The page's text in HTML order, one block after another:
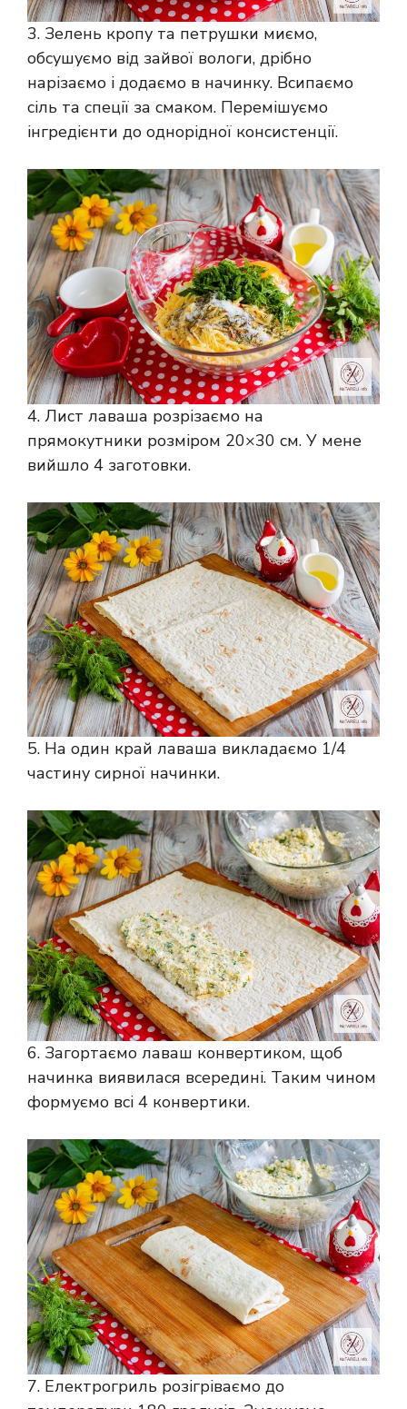
3. Зелень кропу та петрушки миємо,
обсушуємо від зайвої вологи, дрібно
нарізаємо і додаємо в начинку. Всипаємо
сіль та спеції за смаком. Перемішуємо
інгредієнти до однорідної консистенції.
4. Лист лаваша розрізаємо на
прямокутники розміром 20×30 см. У мене
вийшло 4 заготовки.
5. На один край лаваша викладаємо 1/4
частину сирної начинки.
6. Загортаємо лаваш конвертиком, щоб
начинка виявилася всередині. Таким чином
формуємо всі 4 конвертики.
7. Електрогриль розігріваємо до